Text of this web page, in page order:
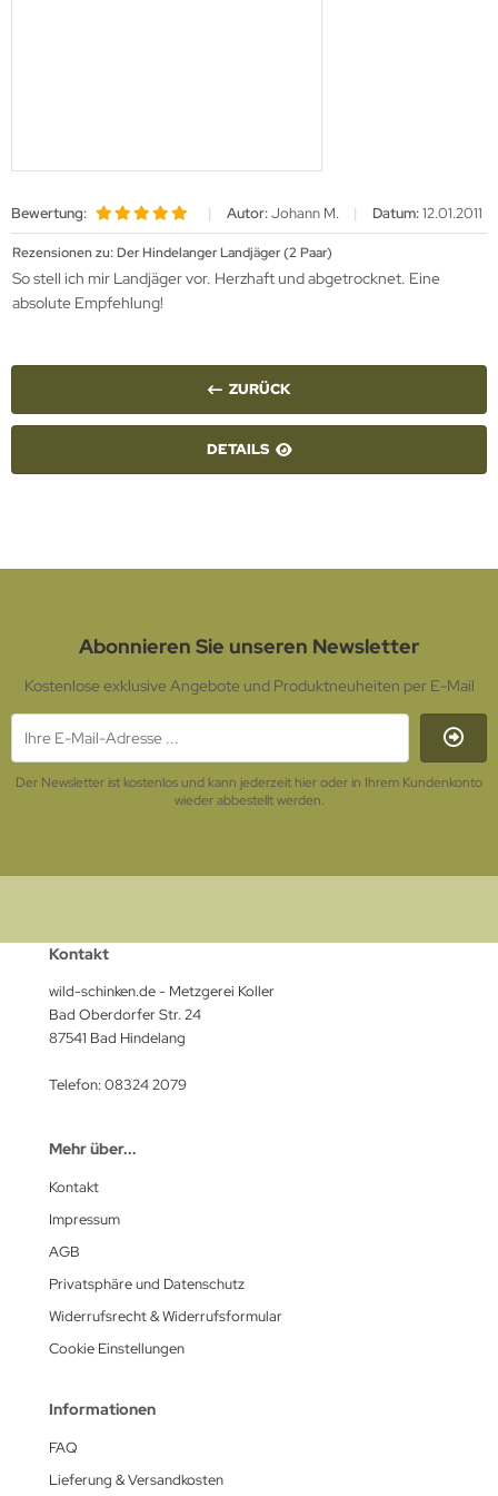
Bewertung: | Autor:Johann M. | Datum:12.01.2011
Rezensionen zu: Der Hindelanger Landjäger (2 Paar)
So stell ich mir Landjäger vor. Herzhaft und abgetrocknet. Eine
absolute Empfehlung!
ZURÜCK
DETAILS
Abonnieren Sie unseren Newsletter
Kostenlose exklusive Angebote und Produktneuheiten per E-Mail
Der Newsletter ist kostenlos und kann jederzeit hier oder in Ihrem Kundenkonto
wieder abbestellt werden.
Kontakt
wild-schinken.de - Metzgerei Koller
Bad Oberdorfer Str. 24
87541 Bad Hindelang
Telefon: 08324 2079
Mehr über...
Kontakt
Impressum
AGB
Privatsphäre und Datenschutz
Widerrufsrecht & Widerrufsformular
Cookie Einstellungen
Informationen
FAQ
Lieferung & Versandkosten